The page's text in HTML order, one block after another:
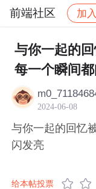
前端社区 加入
社区 前端社区
与你一起的
每一个瞬间
2024-06-08
与你一起的回忆
闪发亮
给本帖投票